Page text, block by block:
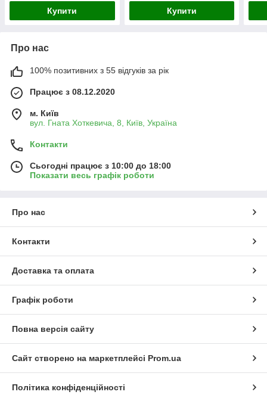
Купити Купити
Про нас
100% позитивних з 55 відгуків за рік
Працює з 08.12.2020
м. Київ
вул. Гната Хоткевича, 8, Київ, Україна
Контакти
Сьогодні працює з 10:00 до 18:00
Показати весь графік роботи
Про нас
Контакти
Доставка та оплата
Графік роботи
Повна версія сайту
Сайт створено на маркетплейсі Prom.ua
Політика конфіденційності